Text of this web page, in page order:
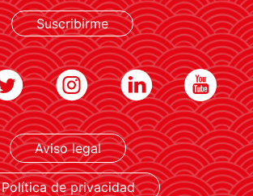
Suscribirme
Aviso legal
Política de privacidad